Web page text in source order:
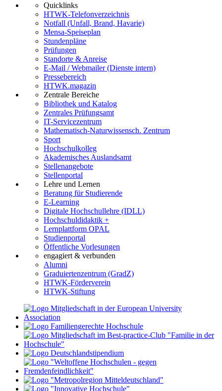
Quicklinks
HTWK-Telefonverzeichnis
Notfall (Unfall, Brand, Havarie)
Mensa-Speiseplan
Stundenpläne
Prüfungen
Standorte & Anreise
E-Mail / Webmailer (Dienste intern)
Pressebereich
HTWK.magazin
Zentrale Bereiche
Bibliothek und Katalog
Zentrales Prüfungsamt
IT-Servicezentrum
Mathematisch-Naturwissensch. Zentrum
Sport
Hochschulkolleg
Akademisches Auslandsamt
Stellenangebote
Stellenportal
Lehre und Lernen
Beratung für Studierende
E-Learning
Digitale Hochschullehre (IDLL)
Hochschuldidaktik +
Lernplattform OPAL
Studienportal
Öffentliche Vorlesungen
engagiert & verbunden
Alumni
Graduiertenzentrum (GradZ)
HTWK-Förderverein
HTWK-Stiftung